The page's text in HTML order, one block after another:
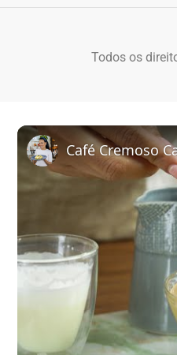
Todos os
Café Cremoso